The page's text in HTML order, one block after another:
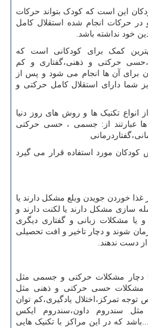
این است که کودک بتواند حرکات
در حرکات انجام شده استقلال کامل
خود نداشته باشد.
کمک برای کودکانی است که
حرکتی و ذهنی،گفتاری و کم
برای آن ها انجام می شود و پس از
شما دارای استقلال کامل حرکتی و
انواع تکنیک ها و روش های روز دنیا
عبارتند از: جسمی ، حسی حرکتی
مورد استفاده قرار می گیرد
خوردن جویدن وبلع مشکل دارند یا
سازی مشکل دارند یا لکنت دارند و
یا مشکلات زبانی و گفتاری دیگری
شوند و دچار تاخیر و افت تحصیلی
از دست ندهند.
دچار مشکلات حرکتی و جسمی مثل
مشکلات حسی حرکتی و ذهنی مثل
تمرکز،اختلال یادگیری،کم توان
مثل سندروم داون،سندروم ایکس
که در این مراکز با تکنیک هایی